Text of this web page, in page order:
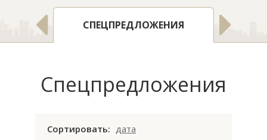
СПЕЦПРЕДЛОЖЕНИЯ
Спецпредложения
Сортировать: дата